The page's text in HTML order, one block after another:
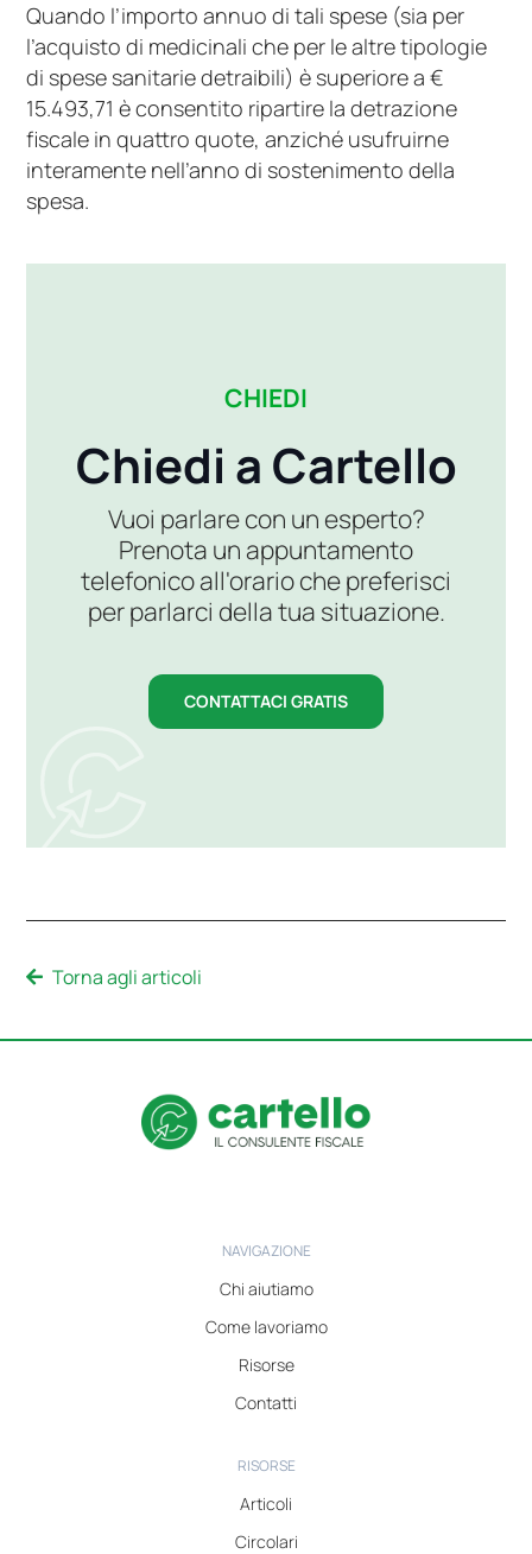
Quando l’importo annuo di tali spese (sia per
l’acquisto di medicinali che per le altre tipologie
di spese sanitarie detraibili) è superiore a €
15.493,71 è consentito ripartire la detrazione
fiscale in quattro quote, anziché usufruirne
interamente nell’anno di sostenimento della
spesa.
CHIEDI
Chiedi a Cartello
Vuoi parlare con un esperto?
Prenota un appuntamento
telefonico all'orario che preferisci
per parlarci della tua situazione.
CONTATTACI GRATIS
Torna agli articoli
NAVIGAZIONE
Chi aiutiamo
Come lavoriamo
Risorse
Contatti
RISORSE
Articoli
Circolari